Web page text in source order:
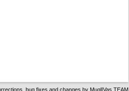
bug fixes and changes by MuglIVas TEAM